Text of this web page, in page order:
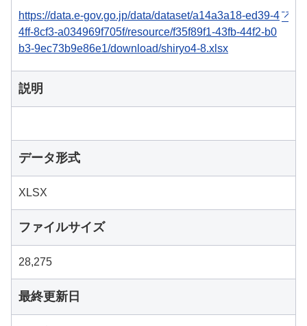
https://data.e-gov.go.jp/data/dataset/a14a3a18-ed39-4
4ff-8cf3-a034969f705f/resource/f35f89f1-43fb-44f2-b0
b3-9ec73b9e86e1/download/shiryo4-8.xlsx
説明
データ形式
XLSX
ファイルサイズ
28,275
最終更新日